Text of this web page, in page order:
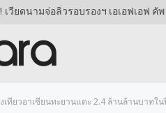
เที่ยวอาเซียนทะยานแตะ 2.4 ล้านล้านบาท